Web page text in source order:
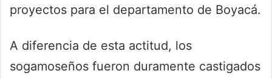
proyectos para el departamento de Boyacá.
A diferencia de esta actitud, los
sogamoseños fueron duramente castigados